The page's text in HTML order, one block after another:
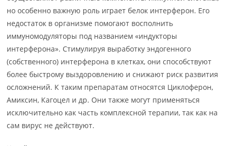
но особенно важную роль играет белок интерферон. Его
недостаток в организме помогают восполнить
иммуномодуляторы под названием «индукторы
интерферона». Стимулируя выработку эндогенного
(собственного) интерферона в клетках, они способствуют
более быстрому выздоровлению и снижают риск развития
осложнений. К таким препаратам относятся Циклоферон,
Амиксин, Кагоцел и др. Они также могут применяться
исключительно как часть комплексной терапии, так как на
сам вирус не действуют.